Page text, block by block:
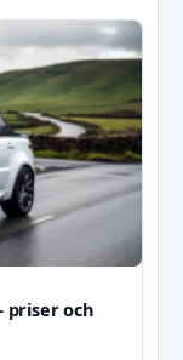
priser och